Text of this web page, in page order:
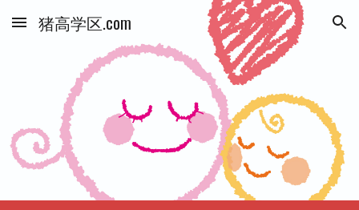
Skip to main content Skip to navigation
猪高学区.com